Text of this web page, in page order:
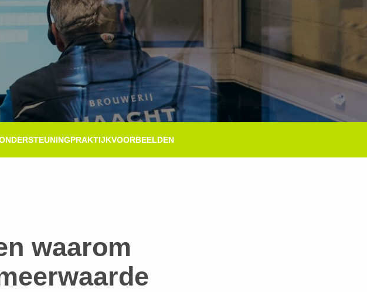
PRAKTIJKVOORBEELDEN
waarom